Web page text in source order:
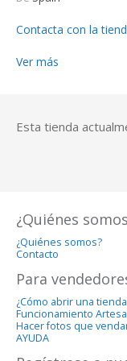
Contacta con la
Ver más
Esta tienda
¿Quiénes
¿Quiénes somos?
Contacto
Para
¿Cómo abrir una
Funcionamiento
Hacer fotos que
AYUDA